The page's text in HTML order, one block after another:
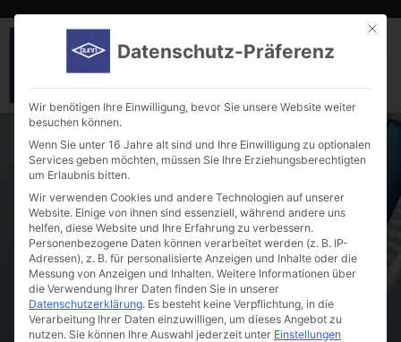
Accessories and Upgrade Options
Mit
Datenschutz-Präferenz
Wir benötigen Ihre Einwilligung, bevor Sie unsere Website weiter
besuchen können.
Wenn Sie unter 16 Jahre alt sind und Ihre Einwilligung zu optionalen
Services geben möchten, müssen Sie Ihre Erziehungsberechtigten
um Erlaubnis bitten.
Wir verwenden Cookies und andere Technologien auf unserer
Website. Einige von ihnen sind essenziell, während andere uns
helfen, diese Website und Ihre Erfahrung zu verbessern.
Personenbezogene Daten können verarbeitet werden (z. B. IP-
Adressen), z. B. für personalisierte Anzeigen und Inhalte oder die
Messung von Anzeigen und Inhalten. Weitere Informationen über
die Verwendung Ihrer Daten finden Sie in unserer
Datenschutzerklärung. Es besteht keine Verpflichtung, in die
Verarbeitung Ihrer Daten einzuwilligen, um dieses Angebot zu
nutzen. Sie können Ihre Auswahl jederzeit unter Einstellungen